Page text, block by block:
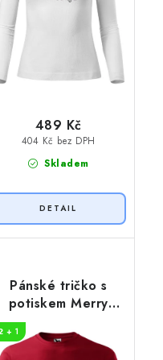
Skladem
404 Kč bez DPH
489 Kč
Pánské tričko s
potiskem Merry
+ 1